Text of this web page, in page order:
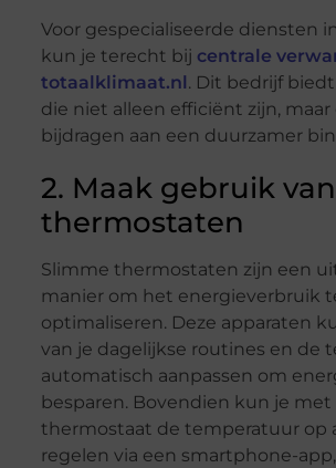
Voor gespecialiseerde diensten
kun je terecht bij centrale
totaalklimaat.nl . Dit bedrijf
die niet alleen efficiënt zijn, maar
bijdragen aan een duurzamer
2. Maak gebruik
thermostaten
Slimme thermostaten zijn een
manier om het energieverbruik
optimaliseren. Deze apparaten
van je dagelijkse routines en de
automatisch aanpassen om
besparen. Bovendien kun je
thermostaat de temperatuur op
regelen via een smartphone-